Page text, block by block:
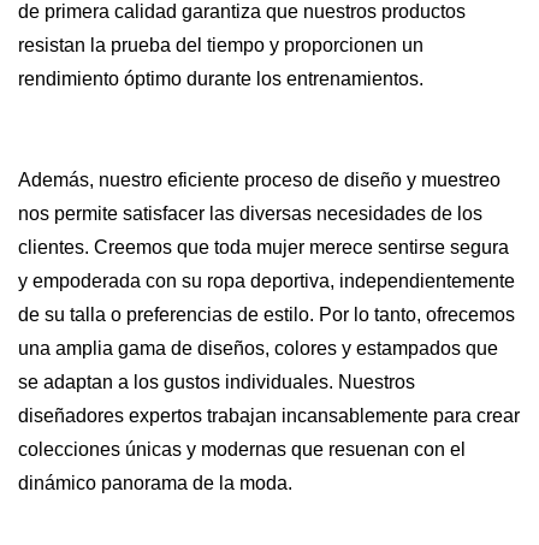
de primera calidad garantiza que nuestros productos
resistan la prueba del tiempo y proporcionen un
rendimiento óptimo durante los entrenamientos.
Además, nuestro eficiente proceso de diseño y muestreo
nos permite satisfacer las diversas necesidades de los
clientes. Creemos que toda mujer merece sentirse segura
y empoderada con su ropa deportiva, independientemente
de su talla o preferencias de estilo. Por lo tanto, ofrecemos
una amplia gama de diseños, colores y estampados que
se adaptan a los gustos individuales. Nuestros
diseñadores expertos trabajan incansablemente para crear
colecciones únicas y modernas que resuenan con el
dinámico panorama de la moda.